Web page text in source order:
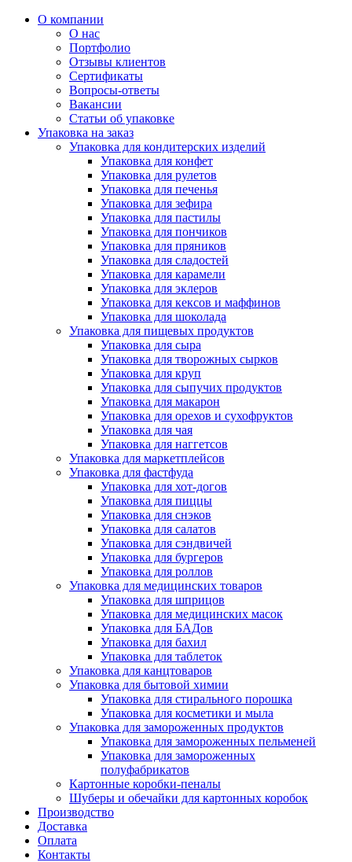
О компании
О нас
Портфолио
Отзывы клиентов
Сертификаты
Вопросы-ответы
Вакансии
Статьи об упаковке
Упаковка на заказ
Упаковка для кондитерских изделий
Упаковка для конфет
Упаковка для рулетов
Упаковка для печенья
Упаковка для зефира
Упаковка для пастилы
Упаковка для пончиков
Упаковка для пряников
Упаковка для сладостей
Упаковка для карамели
Упаковка для эклеров
Упаковка для кексов и маффинов
Упаковка для шоколада
Упаковка для пищевых продуктов
Упаковка для сыра
Упаковка для творожных сырков
Упаковка для круп
Упаковка для сыпучих продуктов
Упаковка для макарон
Упаковка для орехов и сухофруктов
Упаковка для чая
Упаковка для наггетсов
Упаковка для маркетплейсов
Упаковка для фастфуда
Упаковка для хот-догов
Упаковка для пиццы
Упаковка для снэков
Упаковка для салатов
Упаковка для сэндвичей
Упаковка для бургеров
Упаковка для роллов
Упаковка для медицинских товаров
Упаковка для шприцов
Упаковка для медицинских масок
Упаковка для БАДов
Упаковка для бахил
Упаковка для таблеток
Упаковка для канцтоваров
Упаковка для бытовой химии
Упаковка для стирального порошка
Упаковка для косметики и мыла
Упаковка для замороженных продуктов
Упаковка для замороженных пельменей
Упаковка для замороженных
полуфабрикатов
Картонные коробки-пеналы
Шуберы и обечайки для картонных коробок
Производство
Доставка
Оплата
Контакты